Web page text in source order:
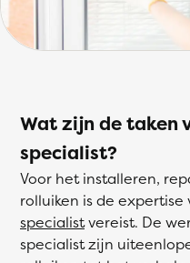
Wat zijn de taken
specialist?
Voor het installeren,
rolluiken is de
specialistvereist. De
specialist zijn